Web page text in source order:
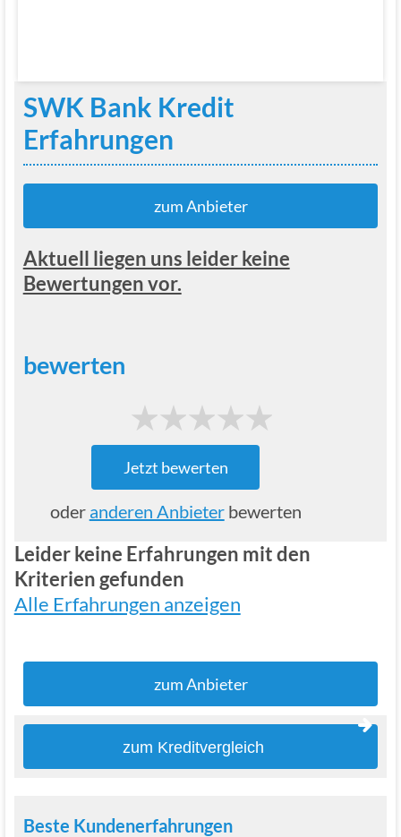
SWK Bank Kredit
Erfahrungen
zum Anbieter
Aktuell liegen uns leider keine
Bewertungen vor.
bewerten
4
3
2
1
Jetzt bewerten
oder anderen Anbieterbewerten
Leider keine Erfahrungen mit den
Kriterien gefunden
Alle Erfahrungen anzeigen
zum Anbieter
zum Kreditvergleich
Beste Kundenerfahrungen